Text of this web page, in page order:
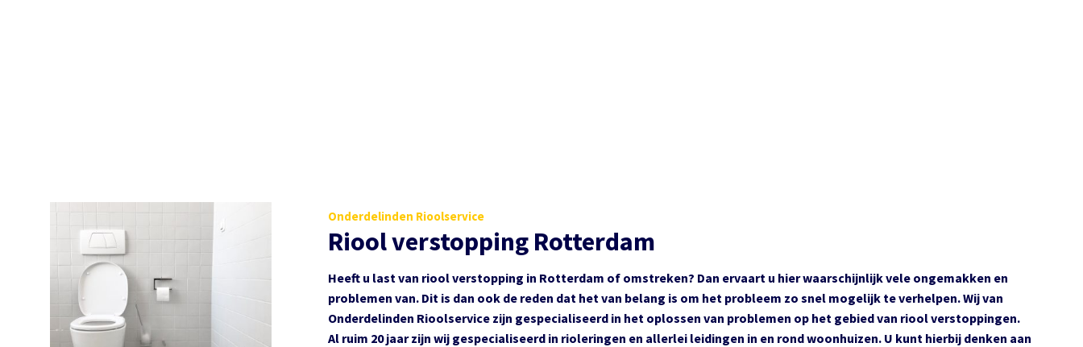
Onderdelinden Rioolservice
Riool verstopping Rotterdam
Heeft u last van riool verstopping in Rotterdam of omstreken? Dan ervaart u hier waarschijnlijk vele ongemakken en
problemen van. Dit is dan ook de reden dat het van belang is om het probleem zo snel mogelijk te verhelpen. Wij van
Onderdelinden Rioolservice zijn gespecialiseerd in het oplossen van problemen op het gebied van riool verstoppingen.
Al ruim 20 jaar zijn wij gespecialiseerd in rioleringen en allerlei leidingen in en rond woonhuizen. U kunt hierbij denken aan